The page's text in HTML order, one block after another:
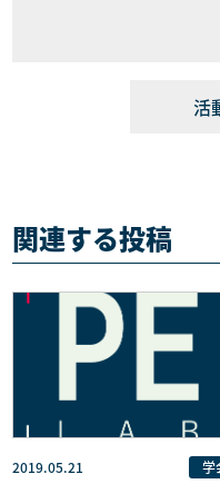
活
関連する投稿
2019.05.21 学